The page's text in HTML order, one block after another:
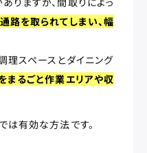
路を取られてしまい、幅
理スペースとダイニング
まるごと作業エリアや収
は有効な方法です。